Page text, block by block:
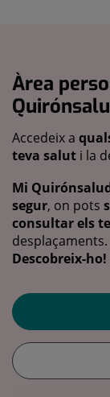
Àrea
Accedeix a
teva salut i la
Mi
segur, on pots
consultar els
desplaçaments.
Descobreix-ho!